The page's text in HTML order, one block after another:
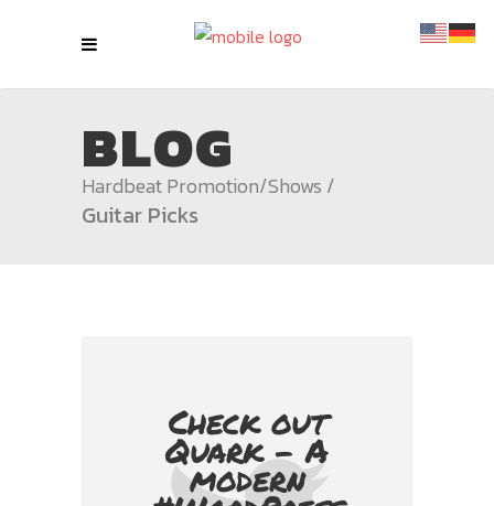
BLOG
Hardbeat Promotion/Shows /
Guitar Picks
Check out
Quark - A
modern